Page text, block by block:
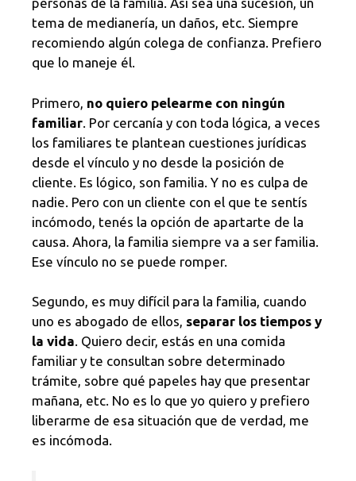
tema de medianería, un daños, etc. Siempre
recomiendo algún colega de confianza. Prefiero
que lo maneje él.
Primero, no quiero pelearme con ningún
familiar . Por cercanía y con toda lógica, a veces
los familiares te plantean cuestiones jurídicas
desde el vínculo y no desde la posición de
cliente. Es lógico, son familia. Y no es culpa de
nadie. Pero con un cliente con el que te sentís
incómodo, tenés la opción de apartarte de la
causa. Ahora, la familia siempre va a ser familia.
Ese vínculo no se puede romper.
Segundo, es muy difícil para la familia, cuando
uno es abogado de ellos, separar los tiempos y
la vida. Quiero decir, estás en una comida
familiar y te consultan sobre determinado
trámite, sobre qué papeles hay que presentar
mañana, etc. No es lo que yo quiero y prefiero
liberarme de esa situación que de verdad, me
es incómoda.